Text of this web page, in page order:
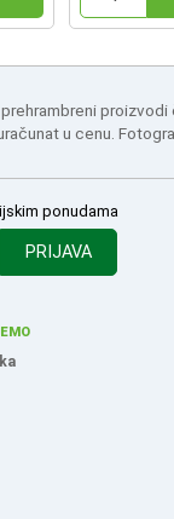
u cenu.
ponudama
PRIJAVA